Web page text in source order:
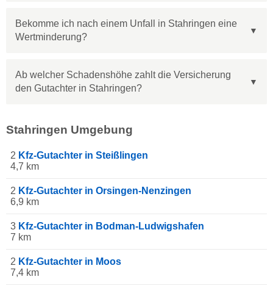
Bekomme ich nach einem Unfall in Stahringen eine
Wertminderung?
Ab welcher Schadenshöhe zahlt die Versicherung
den Gutachter in Stahringen?
Stahringen Umgebung
2 Kfz-Gutachter in Steißlingen
4,7 km
2 Kfz-Gutachter in Orsingen-Nenzingen
6,9 km
3 Kfz-Gutachter in Bodman-Ludwigshafen
7 km
2 Kfz-Gutachter in Moos
7,4 km